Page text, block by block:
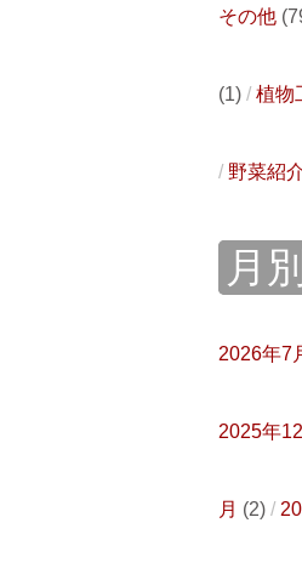
その他
(1) 植物
野菜紹
月
2026年7
2025年
月 (2)